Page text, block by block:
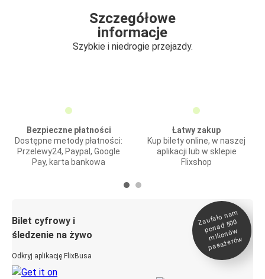
Szczegółowe
informacje
Szybkie i niedrogie przejazdy.
Bezpieczne płatności
Dostępne metody płatności:
Przelewy24, Paypal, Google
Pay, karta bankowa
Łatwy zakup
Kup bilety online, w naszej
aplikacji lub w sklepie
Flixshop
Bilet cyfrowy i
śledzenie na żywo
Odkryj aplikację FlixBusa
Zaufało na
m
ponad 500
milionó
w
pasażeró
w